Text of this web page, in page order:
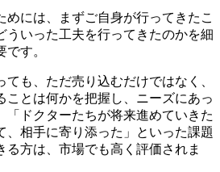
めには、まずご自身が行ってきたこ
ういった工夫を行ってきたのかを細
す。
ても、ただ売り込むだけではなく、
ことは何かを把握し、ニーズにあっ
「ドクターたちが将来進めていきた
、相手に寄り添った」といった課題
る方は、市場でも高く評価されま